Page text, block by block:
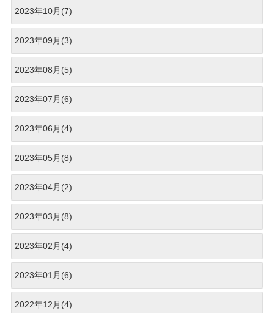
2023年10月(7)
2023年09月(3)
2023年08月(5)
2023年07月(6)
2023年06月(4)
2023年05月(8)
2023年04月(2)
2023年03月(8)
2023年02月(4)
2023年01月(6)
2022年12月(4)